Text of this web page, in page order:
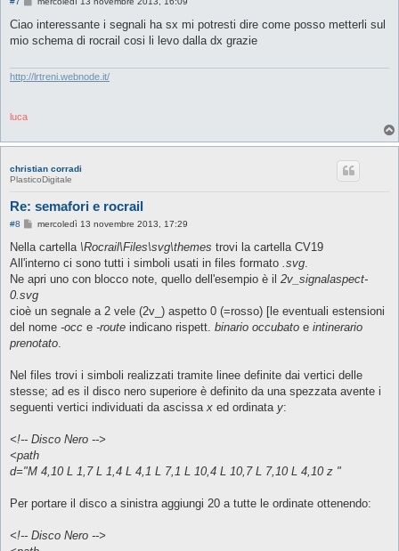
s
a
i
Ciao interessante i segnali ha sx mi potresti dire come posso metterli sul
mio schema di rocrail cosi li levo dalla dx grazie
http://lrtreni.webnode.it/
luca
christian corradi
PlasticoDigitale
Re: semafori e rocrail
#8
M
s
a
g
g
i
o
mercoledì 13 novembre 2013, 17:29
Nella cartella \Rocrail\Files\svg\themes trovi la cartella CV19
All'interno ci sono tutti i simboli usati in files formato .svg
Ne apri uno con blocco note, quello dell'esempio è il 2v_signalaspect-
0.svg
cioè un segnale a 2 vele (2v_) aspetto 0 (=rosso) [le eventuali estensioni
del nome -occ e -route indicano rispett. binario occubato e intinerario
prenotato
Nel files trovi i simboli realizzati tramite linee definite dai vertici delle
stesse; ad es il disco nero superiore è definito da una spezzata avente i
seguenti vertici individuati da ascissa x ed ordinata y:
<!-- Disco Nero -->
<path
d="M 4,10 L 1,7 L 1,4 L 4,1 L 7,1 L 10,4 L 10,7 L 7,10 L 4,10 z "
Per portare il disco a sinistra aggiungi 20 a tutte le ordinate ottenendo:
<!-- Disco Nero -->